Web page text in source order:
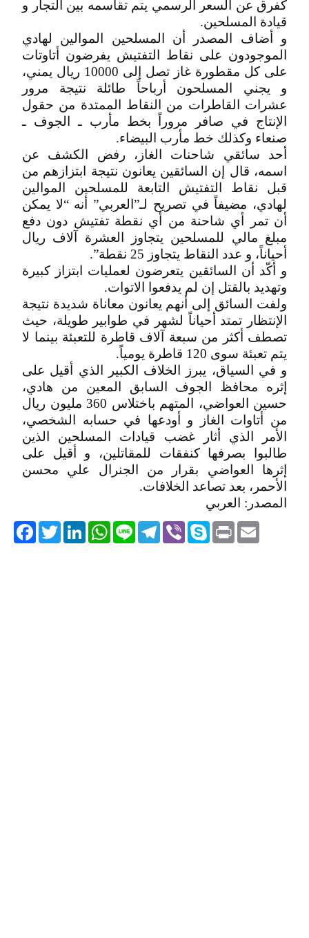
كفرق عن السعر الرسمي يتم تقاسمه بين التجار و
قيادة المسلحين.
و أضاف المصدر أن المسلحين الموالين لهادي
الموجودون على نقاط التفتيش يفرضون أتاوتات
على كل مقطورة غاز تصل إلى 10000 ريال يمني،
و يجني المسلحون أرباحاً طائلة نتيجة مرور
عشرات القاطرات من النقاط الممتدة من حقول
الإنتاج في صافر مروراً بخط مأرب ـ الجوف ـ
صنعاء وكذلك خط مأرب البيضاء.
أحد سائقي شاحنات الغاز، رفض الكشف عن
اسمه، قال إن السائقين يعانون نتيجة ابتزازهم من
قبل نقاط التفتيش التابعة للمسلحين الموالين
لهادي، مضيفاً في تصريح لـ”العربي” أنه “لا يمكن
أن تمر أي شاحنة من أي نقطة تفتيش دون دفع
مبلغ مالي للمسلحين يتجاوز العشرة آلاف ريال
أحياناً، و عدد النقاط يتجاوز 25 نقطة”.
و أكّد أن السائقين يتعرضون لعمليات ابتزاز كبيرة
وتهديد بالقتل إن لم يدفعوا الاتوات.
ولفت السائق إلى أنهم يعانون معاناة شديدة نتيجة
الإنتظار تمتد أحياناً لشهر في طوابير طويلة، حيث
تصطف أكثر من سبعة آلاف قاطرة للتعبئة بينما لا
يتم تعبئة سوى 120 قاطرة يومياً.
و في السياق، يبرز الخلاف الكبير الذي أقيل على
إثره محافظ الجوف السابق المعين من هادي،
حسين العواضي، المتهم باختلاس 360 مليون ريال
من أتاوات الغاز و أودعها في حسابه الشخصي،
الأمر الذي أثار غضب قيادات المسلحين الذين
طالبوا بصرفها كنفقات للمقاتلين، و أقيل على
إثرها العواضي بقرار من الجنرال علي محسن
الأحمر، بعد تصاعد الخلافات.
المصدر: العربي
TwitterLinkedIn
WhatsApp Line
Telegram ViberSkype PrintEmail